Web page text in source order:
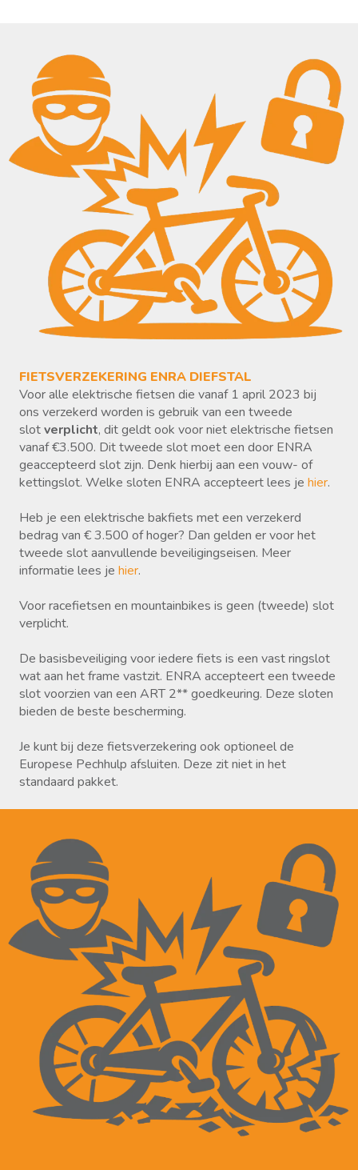
FIETS​VERZEKERING ENRA DIEFSTAL
Voor alle elektrische fietsen die vanaf 1 april 2023 bij
ons verzekerd worden is gebruik van een tweede
slotverplicht, dit geldt ook voor niet elektrische fietsen
vanaf €3.500. Dit tweede slot moet een door ENRA
geaccepteerd slot zijn. Denk hierbij aan een vouw- of
kettingslot. Welke sloten ENRA accepteert lees je hier.
Heb je een elektrische bakfiets met een verzekerd
bedrag van € 3.500 of hoger? Dan gelden er voor het
tweede slot aanvullende beveiligingseisen. Meer
informatie lees je hier.
Voor racefietsen en mountainbikes is geen (tweede) slot
verplicht.
De basisbeveiliging voor iedere fiets is een vast ringslot
wat aan het frame vastzit. ENRA accepteert een tweede
slot voorzien van een ART 2** goedkeuring. Deze sloten
bieden de beste bescherming.
Je kunt bij deze fietsverzekering ook optioneel de
Europese Pechhulp afsluiten. Deze zit niet in het
standaard pakket.